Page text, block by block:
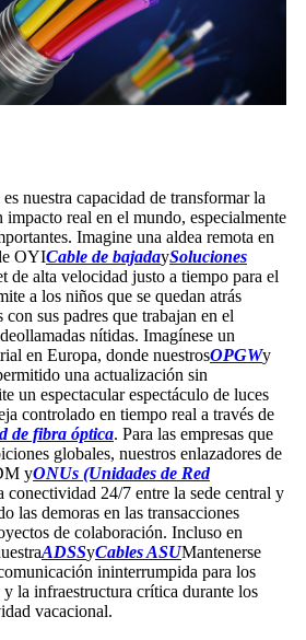
nuestra capacidad de transformar la
impacto real en el mundo, especialmente
Imagine una aldea remota en
OYICable de bajadaySoluciones
de alta velocidad justo a tiempo para el
a los niños que se quedan atrás
sus padres que trabajan en el
nítidas. Imagínese un
en Europa, donde nuestrosOPGWy
una actualización sin
un espectacular espectáculo de luces
controlado en tiempo real a través de
de fibra óptica. Para las empresas que
globales, nuestros enlazadores de
yONUs (Unidades de Red
conectividad 24/7 entre la sede central y
las demoras en las transacciones
de colaboración. Incluso en
ADSSyCables ASUMantenerse
ininterrumpida para los
la infraestructura crítica durante los
vacacional.